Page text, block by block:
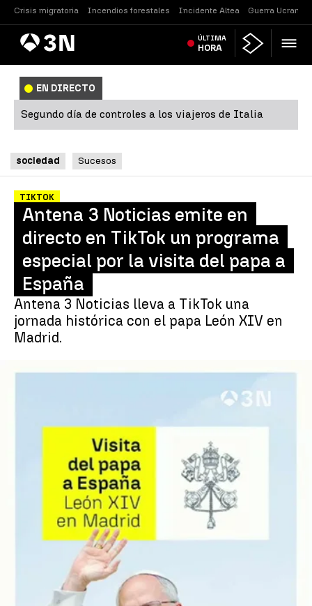
Crisis migratoria Incendios forestales Incidente Altea Guerra Ucrania
AntenaNoticias ÚLTIMA
HORA
EN DIRECTO
Segundo día de controles a los viajeros de Italia
sociedad Sucesos
TIKTOK
Antena 3 Noticias emite en
directo en TikTok un programa
especial por la visita del papa a
España
Antena 3 Noticias lleva a TikTok una
jornada histórica con el papa León XIV en
Madrid.